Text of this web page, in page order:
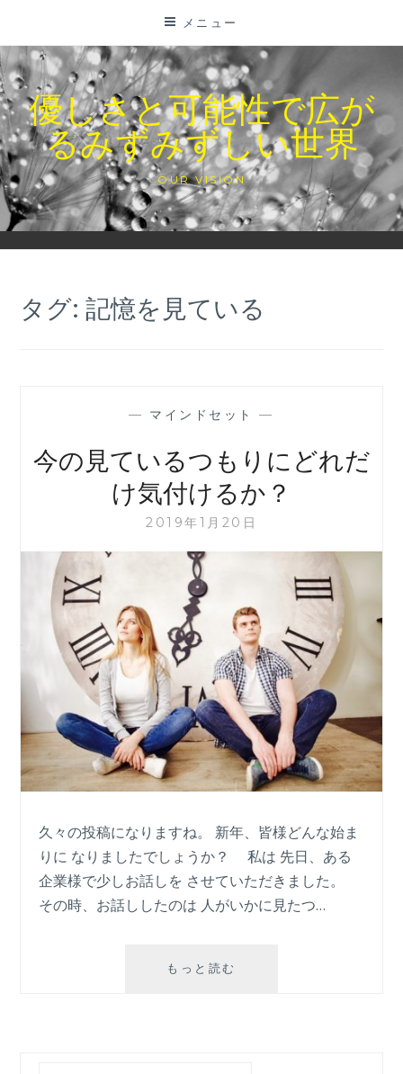
テ
ン
ツ
に
ス
キ
ッ
プ
メニュー
優しさと可能性で広が
るみずみずしい世界
OUR VISION
タグ:記憶を見ている
— マインドセット —
今の見ているつもりにどれだ
け気付けるか？
2019年1月20日
久々の投稿になりますね。 新年、皆様どんな始ま
りに なりましたでしょうか？ 私は 先日、ある
企業様で少しお話しを させていただきました。
その時、お話ししたのは 人がいかに見たつ…
もっと読む